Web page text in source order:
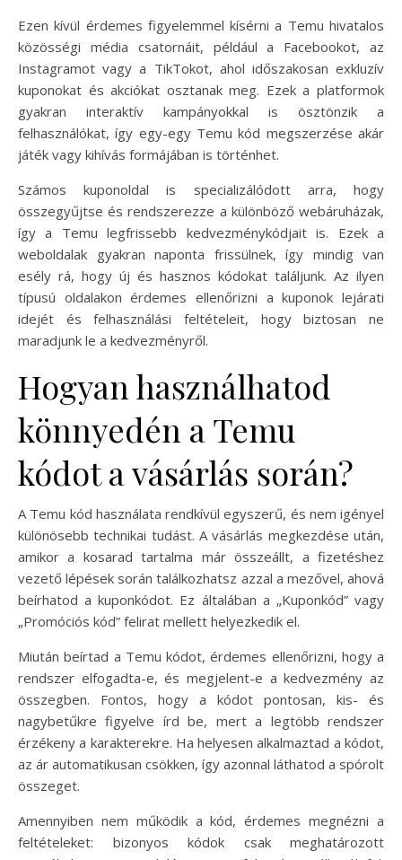
Ezen kívül érdemes figyelemmel kísérni a Temu hivatalos
közösségi média csatornáit, például a Facebookot, az
Instagramot vagy a TikTokot, ahol időszakosan exkluzív
kuponokat és akciókat osztanak meg. Ezek a platformok
gyakran interaktív kampányokkal is ösztönzik a
felhasználókat, így egy-egy Temu kód megszerzése akár
játék vagy kihívás formájában is történhet.
Számos kuponoldal is specializálódott arra, hogy
összegyűjtse és rendszerezze a különböző webáruházak,
így a Temu legfrissebb kedvezménykódjait is. Ezek a
weboldalak gyakran naponta frissülnek, így mindig van
esély rá, hogy új és hasznos kódokat találjunk. Az ilyen
típusú oldalakon érdemes ellenőrizni a kuponok lejárati
idejét és felhasználási feltételeit, hogy biztosan ne
maradjunk le a kedvezményről.
Hogyan használhatod
könnyedén a Temu
kódot a vásárlás során?
A Temu kód használata rendkívül egyszerű, és nem igényel
különösebb technikai tudást. A vásárlás megkezdése után,
amikor a kosarad tartalma már összeállt, a fizetéshez
vezető lépések során találkozhatsz azzal a mezővel, ahová
beírhatod a kuponkódot. Ez általában a „Kuponkód” vagy
„Promóciós kód” felirat mellett helyezkedik el.
Miután beírtad a Temu kódot, érdemes ellenőrizni, hogy a
rendszer elfogadta-e, és megjelent-e a kedvezmény az
összegben. Fontos, hogy a kódot pontosan, kis- és
nagybetűkre figyelve írd be, mert a legtöbb rendszer
érzékeny a karakterekre. Ha helyesen alkalmaztad a kódot,
az ár automatikusan csökken, így azonnal láthatod a spórolt
összeget.
Amennyiben nem működik a kód, érdemes megnézni a
feltételeket: bizonyos kódok csak meghatározott